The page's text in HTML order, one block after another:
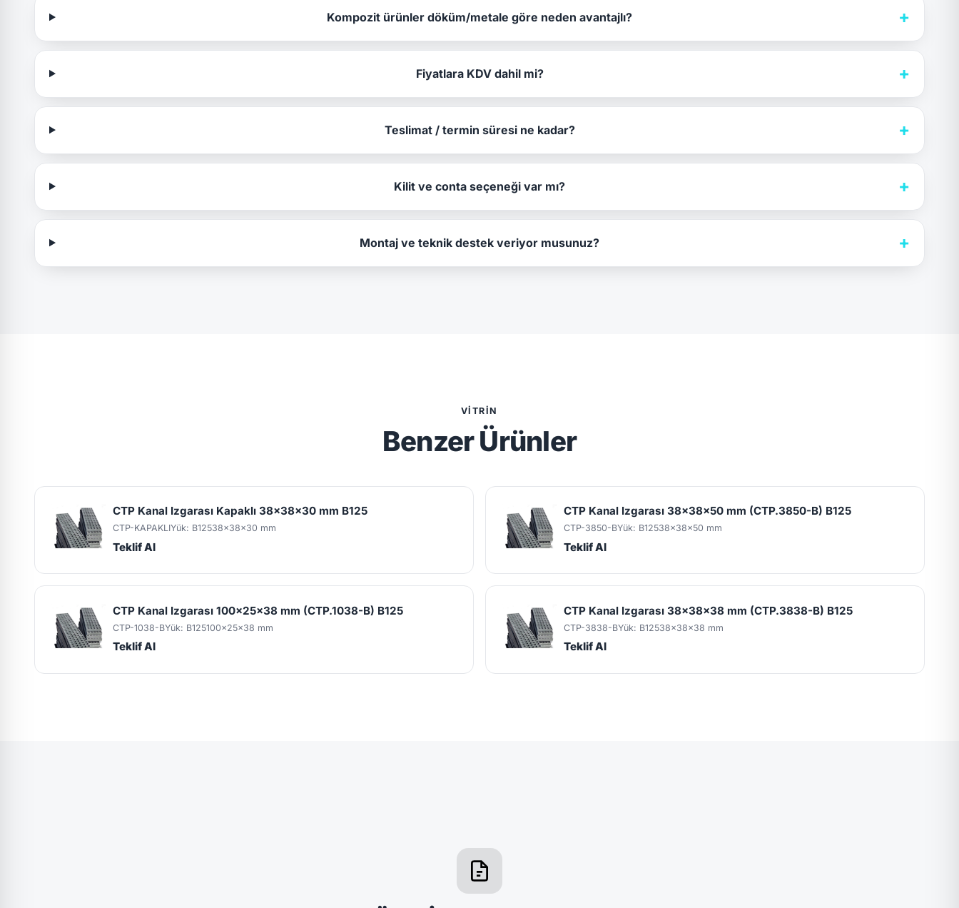
Kompozit ürünler döküm/metale göre neden avantajlı? +
Fiyatlara KDV dahil mi? +
Teslimat / termin süresi ne kadar? +
Kilit ve conta seçeneği var mı? +
Montaj ve teknik destek veriyor musunuz? +
VITRIN
Benzer Ürünler
CTP Kanal Izgarası Kapaklı 38x38x30 mm B125
CTP-KAPAKLIYük: B12538x38x30 mm
Teklif Al
CTP Kanal Izgarası 38x38x50 mm (CTP.3850-B) B125
CTP-3850-BYük: B12538x38x50 mm
Teklif Al
CTP Kanal Izgarası 100x25x38 mm (CTP.1038-B) B125
CTP-1038-BYük: B125100x25x38 mm
Teklif Al
CTP Kanal Izgarası 38x38x38 mm (CTP.3838-B) B125
CTP-3838-BYük: B12538x38x38 mm
Teklif Al